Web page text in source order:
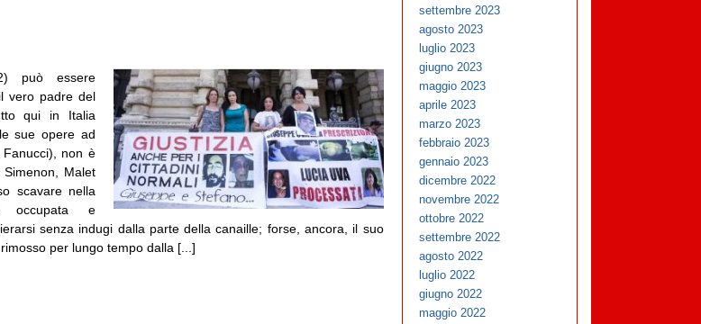
può essere
vero padre del
qui in Italia
sue opere ad
non è
Malet
scavare nella
occupata e
senza indugi dalla parte della canaille; forse, ancora, il suo
per lungo tempo dalla [...]
settembre 2023
agosto 2023
luglio 2023
giugno 2023
maggio 2023
aprile 2023
marzo 2023
febbraio 2023
gennaio 2023
dicembre 2022
novembre 2022
ottobre 2022
settembre 2022
agosto 2022
luglio 2022
giugno 2022
maggio 2022